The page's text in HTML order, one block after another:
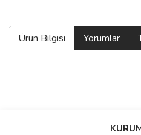
Ürün Bilgisi Yorumlar
Bu ürüne ilk